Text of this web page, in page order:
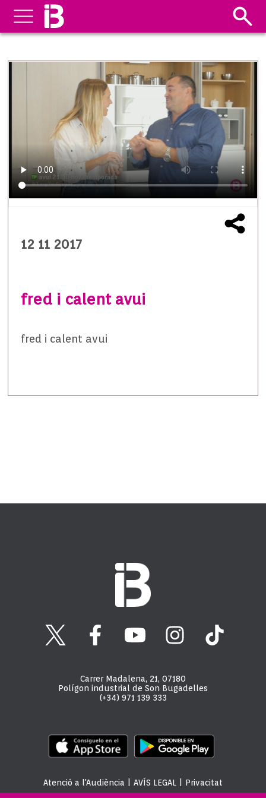
12 11 2017
fred i calent avui
fred i calent avui
Carrer Madalena, 21, 07180
Polígon industrial de Son Bugadelles
(+34) 971 139 333
Atenció a l'Audiència AVÍS LEGAL Privacitat